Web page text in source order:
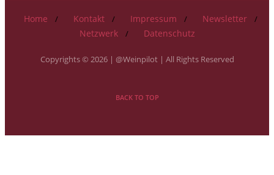
Home Kontakt Impressum
Newsletter
Netzwerk
Datenschutz
Copyrights © 2026 | @Weinpilot | All Rights Reserved
BACK TO TOP